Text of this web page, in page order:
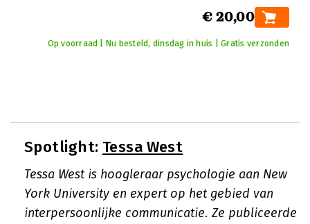
€ 20,00
Op voorraad | Nu besteld, dinsdag in huis | Gratis verzonden
Spotlight: Tessa West
Tessa West is hoogleraar psychologie aan New
York University en expert op het gebied van
interpersoonlijke communicatie. Ze publiceerde